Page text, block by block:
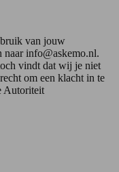
van jouw
naarinfo@askemo.nl.
vindt dat wij je niet
om een klacht in te
Autoriteit